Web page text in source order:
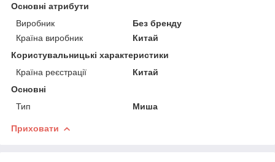
Основні атрибути
Виробник
Без бренду
Країна виробник
Китай
Користувальницькі характеристики
Країна реєстрації
Китай
Основні
Тип
Миша
Приховати